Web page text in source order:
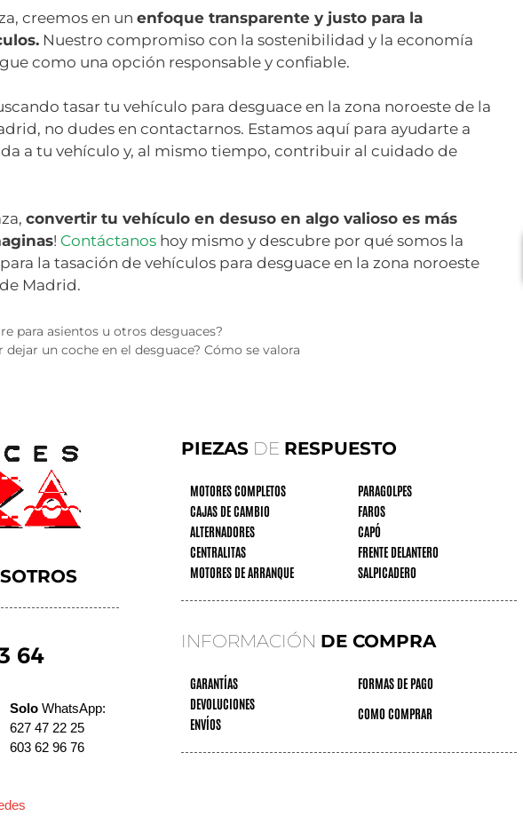
creemos en un enfoque transparente y justo para la
Nuestro compromiso con la sostenibilidad y la economía
como una opción responsable y confiable.
tasar tu vehículo para desguace en la zona noroeste de la
no dudes en contactarnos. Estamos aquí para ayudarte a
a tu vehículo y, al mismo tiempo, contribuir al cuidado de
convertir tu vehículo en desuso en algo valioso es más
! Contáctanos hoy mismo y descubre por qué somos la
la tasación de vehículos para desguace en la zona noroeste
Madrid.
para asientos u otros desguaces?
dejar un coche en el desguace? Cómo se valora
64
Solo WhatsApp:
627 47 22 25
603 62 96 76
PIEZASDE RESPUESTO
MOTORES COMPLETOS
CAJAS DE CAMBIO
ALTERNADORES
CENTRALITAS
MOTORES DE ARRANQUE
PARAGOLPES
FAROS
CAPÓ
FRENTE DELANTERO
SALPICADERO
INFORMACIÓN DE COMPRA
GARANTÍAS
DEVOLUCIONES
ENVÍOS
FORMAS DE PAGO
COMO COMPRAR